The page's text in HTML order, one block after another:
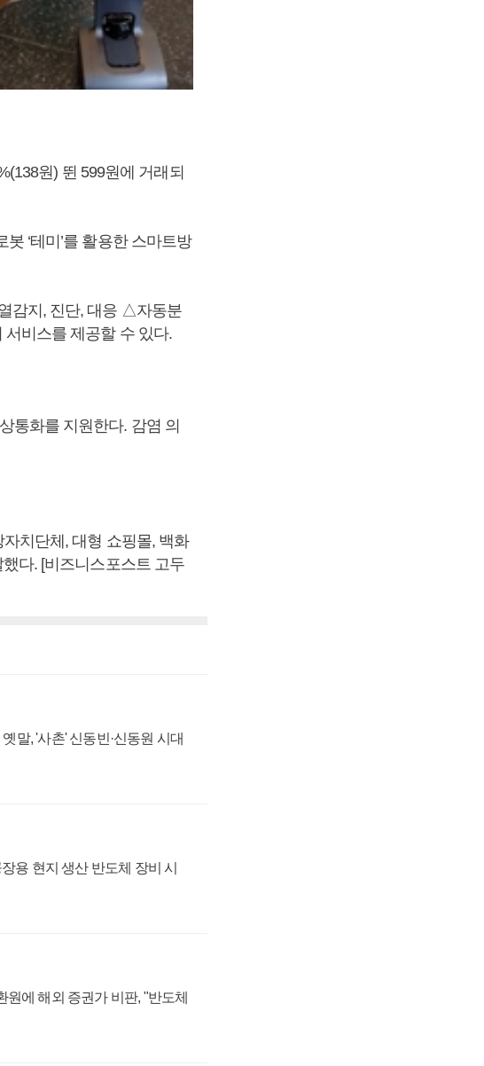
원) 뛴 599원에 거래되
‘테미’를 활용한 스마트방
감지, 진단, 대응 △자동분
비스를 제공할 수 있다.
통화를 지원한다. 감염 의
치단체, 대형 쇼핑몰, 백화
다. [비즈니스포스트 고두
말, '사촌' 신동빈·신동원 시대
용 현지 생산 반도체 장비 시
에 해외 증권가 비판, "반도체